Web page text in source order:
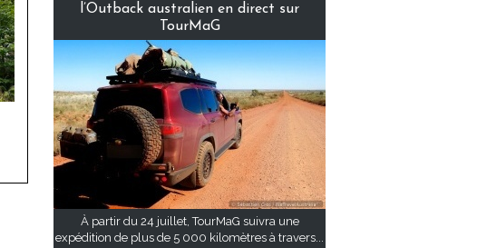
l’Outback australien en direct sur
TourMaG
À partir du 24 juillet, TourMaG suivra une
expédition de plus de 5 000 kilomètres à travers...